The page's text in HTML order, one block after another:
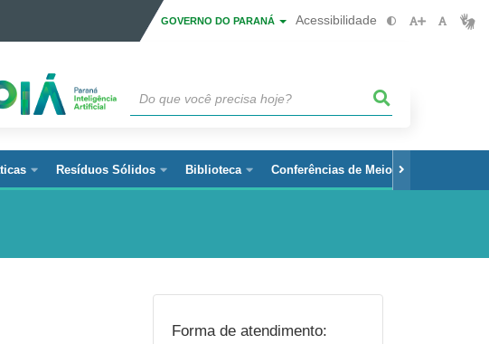
GOVERNO DO PARANÁ Acessibilidade
Resíduos Sólidos Biblioteca Conferências de Meio Ambiente
Forma de atendimento: